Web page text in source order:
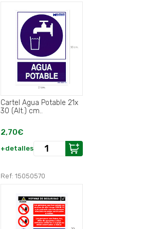
Cartel Agua Potable 21x
30 (Alt.) cm..
2,70€
+detalles
Ref: 15050570